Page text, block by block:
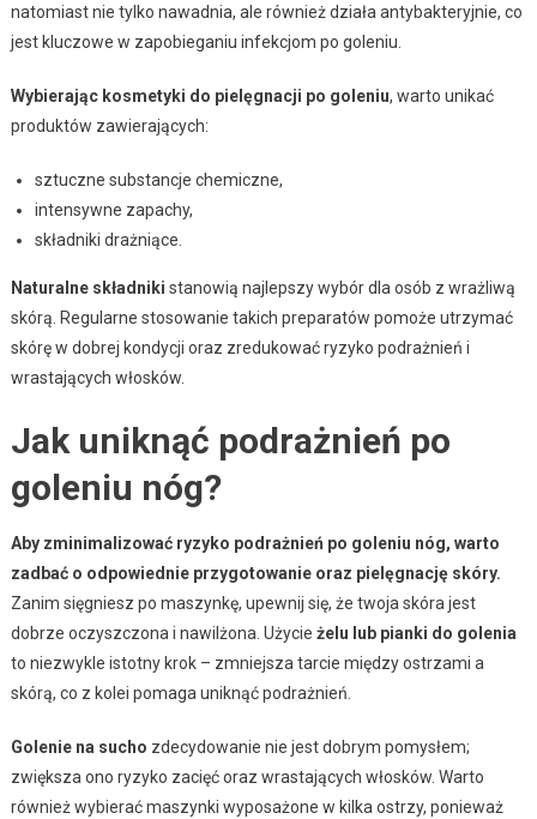
natomiast nie tylko nawadnia, ale również działa antybakteryjnie, co
jest kluczowe w zapobieganiu infekcjom po goleniu.
Wybierając kosmetyki do pielęgnacji po goleniu, warto unikać
produktów zawierających:
sztuczne substancje chemiczne,
intensywne zapachy,
składniki drażniące.
Naturalne składniki stanowią najlepszy wybór dla osób z wrażliwą
skórą. Regularne stosowanie takich preparatów pomoże utrzymać
skórę w dobrej kondycji oraz zredukować ryzyko podrażnień i
wrastających włosków.
Jak uniknąć podrażnień po
goleniu nóg?
Aby zminimalizować ryzyko podrażnień po goleniu nóg, warto
zadbać o odpowiednie przygotowanie oraz pielęgnację skóry.
Zanim sięgniesz po maszynkę, upewnij się, że twoja skóra jest
dobrze oczyszczona i nawilżona. Użycie żelu lub pianki do golenia
to niezwykle istotny krok – zmniejsza tarcie między ostrzami a
skórą, co z kolei pomaga uniknąć podrażnień.
Golenie na sucho zdecydowanie nie jest dobrym pomysłem;
zwiększa ono ryzyko zacięć oraz wrastających włosków. Warto
również wybierać maszynki wyposażone w kilka ostrzy, ponieważ